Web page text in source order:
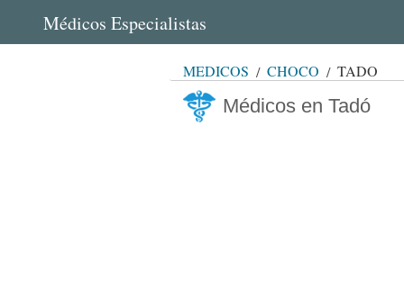
Médicos Especialistas
MÉDICOS CHOCÓ TADÓ
Médicos en Tadó